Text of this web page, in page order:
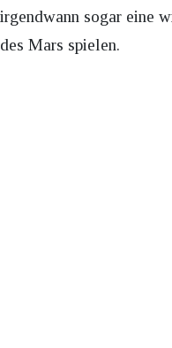
irgendwann sogar eine
des Mars spielen.